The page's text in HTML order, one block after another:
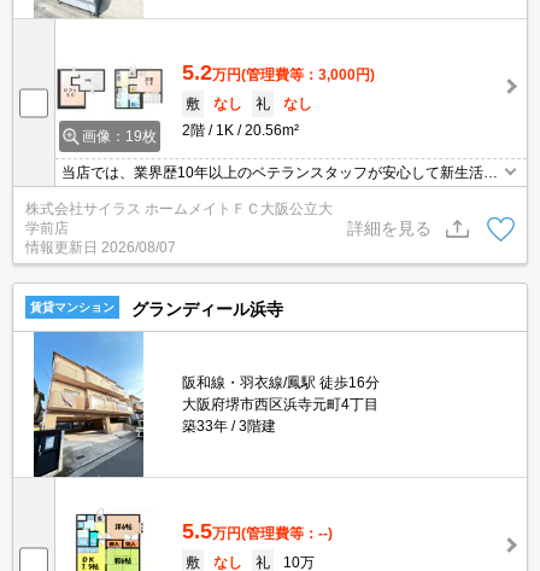
画像：19枚
5.2万円(管理費等：3,000円)
敷
なし 礼
なし
2階
1K 20.56m²
当店では、業界歴10年以上のベテランスタッフが安心して新生活を
送って頂けますよう精一杯のサポートを致します。当店は、初期費
用のクレジット決済が可能です。ご利用の際はスタッフまでお申し
付け下さいませ。お客様のご来店心よりお待ちしております。
株式会社サイラス ホームメイトＦＣ大阪公立大
学前店
情報更新日 2026/08/07
詳細を見る
賃貸マンション グランディール浜寺
阪和線・羽衣線/鳳駅 徒歩16分
大阪府堺市西区浜寺元町4丁目
築33年
3階建
5.5万円(管理費等：--)
敷
なし 礼
10万